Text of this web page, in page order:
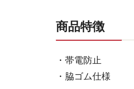
商品特徴
・帯電防止
・脇ゴム仕様